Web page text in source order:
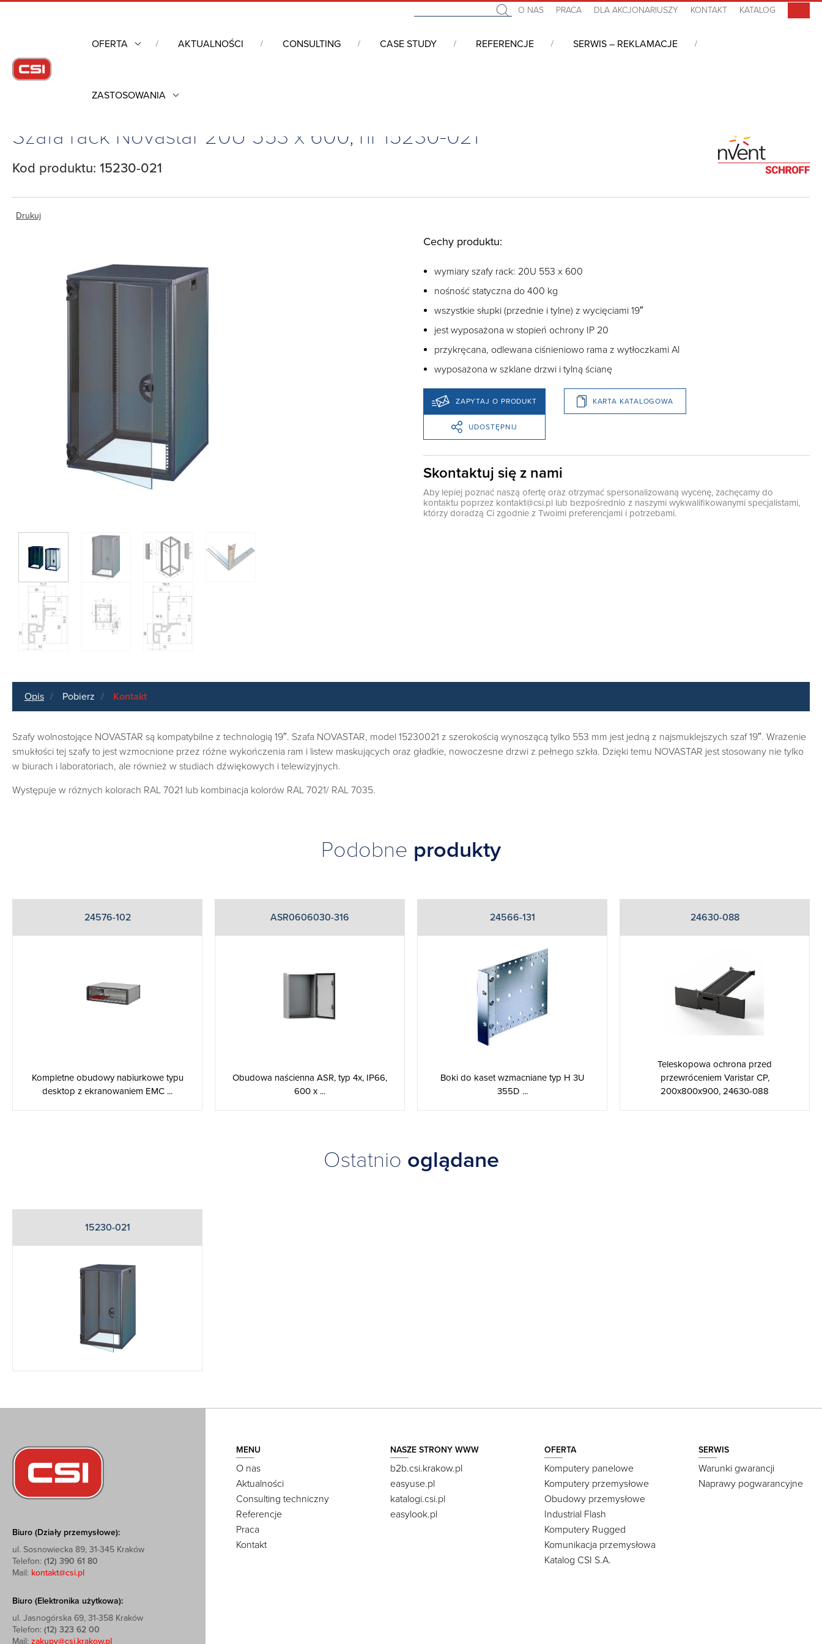
O NAS PRACA DLA AKCJONARIUSZY KONTAKT KATALOG
OFERTA AKTUALNOŚCI CONSULTING CASE STUDY REFERENCJE SERWIS – REKLAMACJE
ZASTOSOWANIA
Obudowy przemysłowe
Szafa rack Novastar 20U 553 x 600, nr 15230-021
Kod produktu: 15230-021
Drukuj
Cechy produktu:
wymiary szafy rack: 20U 553 x 600
nośność statyczna do 400 kg
wszystkie słupki (przednie i tylne) z wycięciami 19″
jest wyposażona w stopień ochrony IP 20
przykręcana, odlewana ciśnieniowo rama z wytłoczkami Al
wyposażona w szklane drzwi i tylną ścianę
ZAPYTAJ O PRODUKT KARTA KATALOGOWA
UDOSTĘPNIJ
Skontaktuj się z nami
Aby lepiej poznać naszą ofertę oraz otrzymać spersonalizowaną wycenę, zachęcamy do
kontaktu poprzez kontakt@csi.pl lub bezpośrednio z naszymi wykwalifikowanymi specjalistami,
którzy doradzą Ci zgodnie z Twoimi preferencjami i potrzebami.
Opis Pobierz Kontakt
Szafy wolnostojące NOVASTAR są kompatybilne z technologią 19″. Szafa NOVASTAR, model 15230021 z szerokością wynoszącą tylko 553 mm jest jedną z najsmuklejszych szaf 19″. Wrażenie
smukłości tej szafy to jest wzmocnione przez różne wykończenia ram i listew maskujących oraz gładkie, nowoczesne drzwi z pełnego szkła. Dzięki temu NOVASTAR jest stosowany nie tylko
w biurach i laboratoriach, ale również w studiach dźwiękowych i telewizyjnych.
Występuje w różnych kolorach RAL 7021 lub kombinacja kolorów RAL 7021/ RAL 7035.
Podobne produkty
24576-102
Kompletne obudowy nabiurkowe typu
desktop z ekranowaniem EMC ...
ASR0606030-316
Obudowa naścienna ASR, typ 4x, IP66,
600 x ...
24566-131
Boki do kaset wzmacniane typ H 3U
355D ...
24630-088
Teleskopowa ochrona przed
przewróceniem Varistar CP,
200x800x900, 24630-088
Ostatnio oglądane
15230-021
Biuro (Działy przemysłowe):
ul. Sosnowiecka 89, 31-345 Kraków
Telefon: (12) 390 61 80
Mail: kontakt@csi.pl
Biuro (Elektronika użytkowa):
ul. Jasnogórska 69, 31-358 Kraków
Telefon: (12) 323 62 00
Mail: zakupy@csi.krakow.pl
MENU
O nas
Aktualności
Consulting techniczny
Referencje
Praca
Kontakt
NASZE STRONY WWW
b2b.csi.krakow.pl
easyuse.pl
katalogi.csi.pl
easylook.pl
OFERTA
Komputery panelowe
Komputery przemysłowe
Obudowy przemysłowe
Industrial Flash
Komputery Rugged
Komunikacja przemysłowa
Katalog CSI S.A.
SERWIS
Warunki gwarancji
Naprawy pogwarancyjne